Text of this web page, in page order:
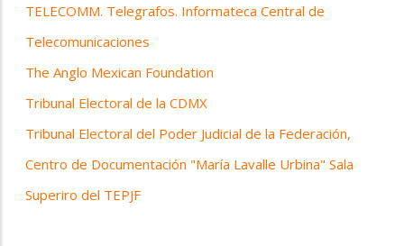
TELECOMM. Telegrafos. Informateca Central de
Telecomunicaciones
The Anglo Mexican Foundation
Tribunal Electoral de la CDMX
Tribunal Electoral del Poder Judicial de la Federación,
Centro de Documentación "María Lavalle Urbina" Sala
Superiro del TEPJF